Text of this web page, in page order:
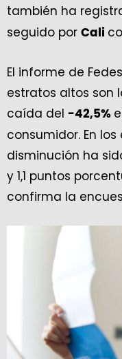
también ha
seguido por Cali
El informe de
estratos altos son
caída del -42,5%
consumidor. En
disminución ha
y 1,1 puntos
confirma la